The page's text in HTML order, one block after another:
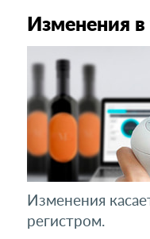
Изменения
Изменения
регистром.